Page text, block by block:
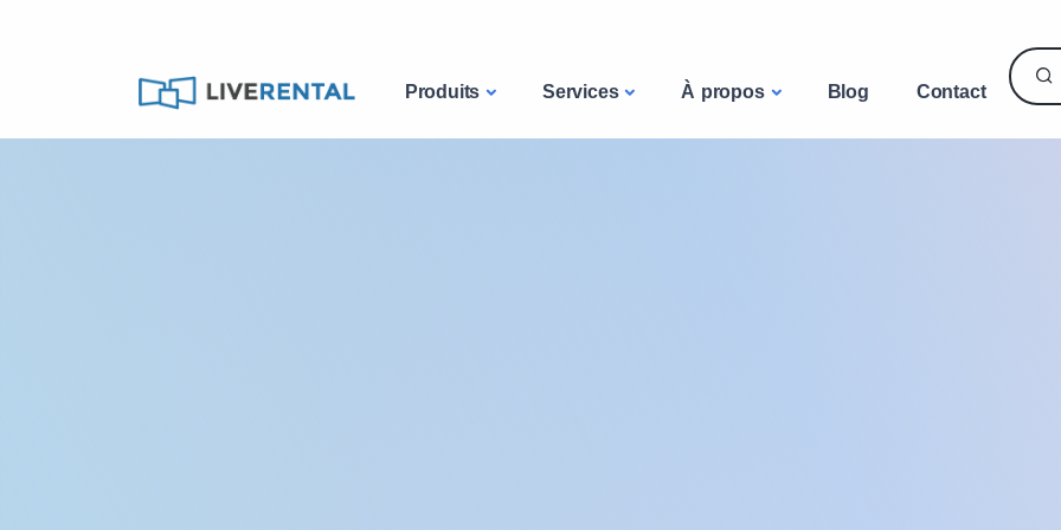
Produits Services À propos Blog Contact